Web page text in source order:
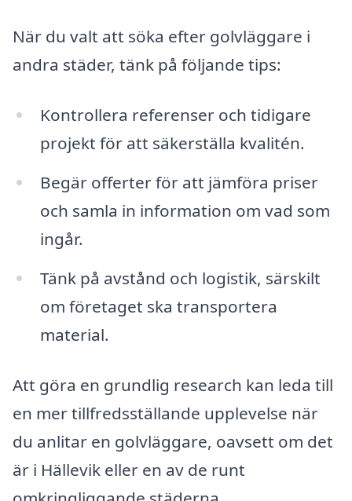
När du valt att söka efter golvläggare i
andra städer, tänk på följande tips:
Kontrollera referenser och tidigare
projekt för att säkerställa kvalitén.
Begär offerter för att jämföra priser
och samla in information om vad som
ingår.
Tänk på avstånd och logistik, särskilt
om företaget ska transportera
material.
Att göra en grundlig research kan leda till
en mer tillfredsställande upplevelse när
du anlitar en golvläggare, oavsett om det
är i Hällevik eller en av de runt